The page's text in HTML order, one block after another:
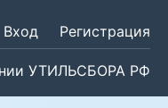
Вход Регистрация
УТИЛЬСБОРА РФ